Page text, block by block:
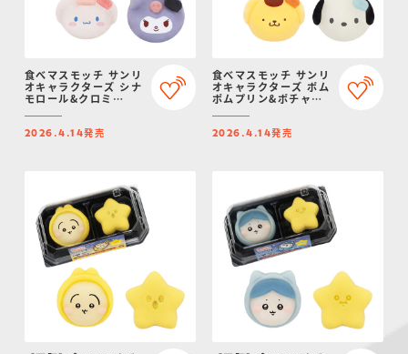
食べマスモッチ サンリ
オキャラクターズ シナ
モロール&クロミ
2026.4.14発売
食べマスモッチ サンリ
オキャラクターズ ポム
ポムプリン&ポチャッ
2026.4.14発売